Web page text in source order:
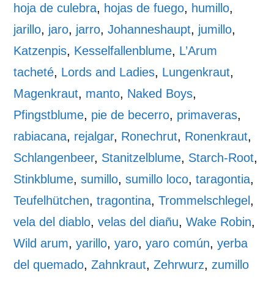
hoja de culebra, hojas de fuego, humillo,
jarillo, jaro, jarro,Johanneshaupt, jumillo,
Katzenpis, Kesselfallenblume, L’Arum
tacheté, Lords and Ladies, Lungenkraut,
Magenkraut, manto, Naked Boys,
Pfingstblume, pie de becerro, primaveras,
rabiacana, rejalgar, Ronechrut, Ronenkraut,
Schlangenbeer, Stanitzelblume, Starch-Root,
Stinkblume,sumillo,sumillo loco,taragontia,
Teufelhütchen,tragontina,Trommelschlegel ,
vela del diablo,velas del diañu,Wake Robin,
Wild arum,yarillo,yaro,yaro común,yerba
del quemado,Zahnkraut,Zehrwurz, zumillo